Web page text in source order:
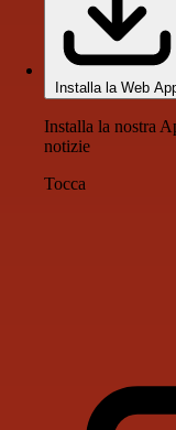
Installa la Web
Installa la nostra
notizie
Tocca